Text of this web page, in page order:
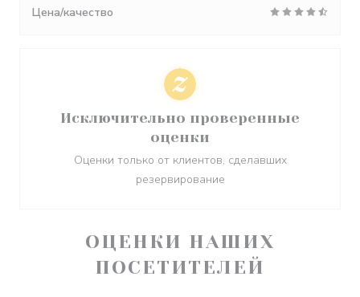
ОЦЕНКИ НАШИХ
ПОСЕТИТЕЛЕЙ
Цена/качество
Исключительно проверенные
оценки
Оценки только от клиентов, сделавших
резервирование